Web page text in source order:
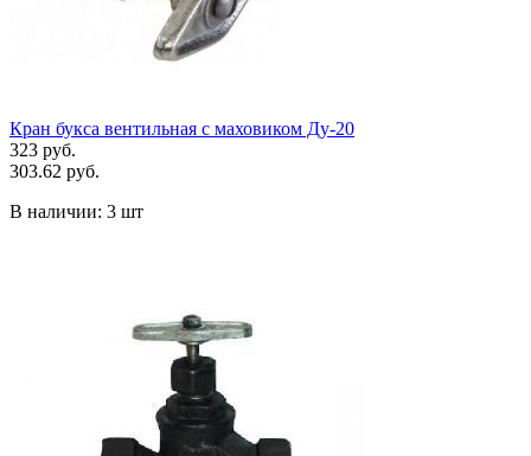
Кран букса вентильная с маховиком Ду-20
323 руб.
303.62 руб.
В наличии: 3 шт